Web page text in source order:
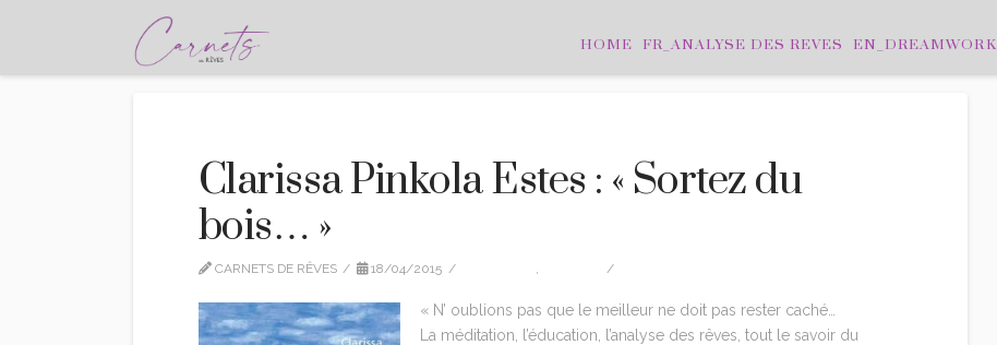
HOME FR_ANALYSE DES REVES EN_DREAMWORK
Clarissa Pinkola Estes : « Sortez du
bois… »
CARNETS DE RÊVES 18/04/2015 ,
« N’ oublions pas que le meilleur ne doit pas rester caché…
La méditation, l’éducation, l’analyse des rêves, tout le savoir du